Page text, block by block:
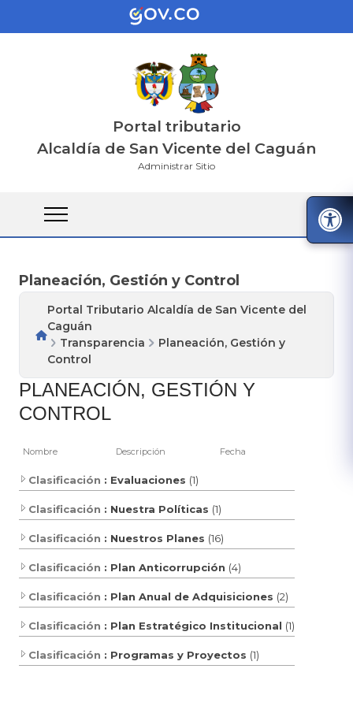
Portal tributario
Alcaldía de San Vicente del Caguán
Administrar Sitio
Planeación, Gestión y Control
Portal Tributario Alcaldía de San Vicente del
Caguán
Transparencia
Planeación, Gestión y
Control
​​PLANEACIÓN, GESTIÓN Y
CONTROL
Nombre Descripción Fecha
Clasificación : Evaluaciones (1)
Clasificación : Nuestra Políticas (1)
Clasificación : Nuestros Planes (16)
Clasificación : Plan Anticorrupción (4)
Clasificación : Plan Anual de Adquisiciones (2)
Clasificación : Plan Estratégico Institucional (1)
Clasificación : Programas y Proyectos (1)